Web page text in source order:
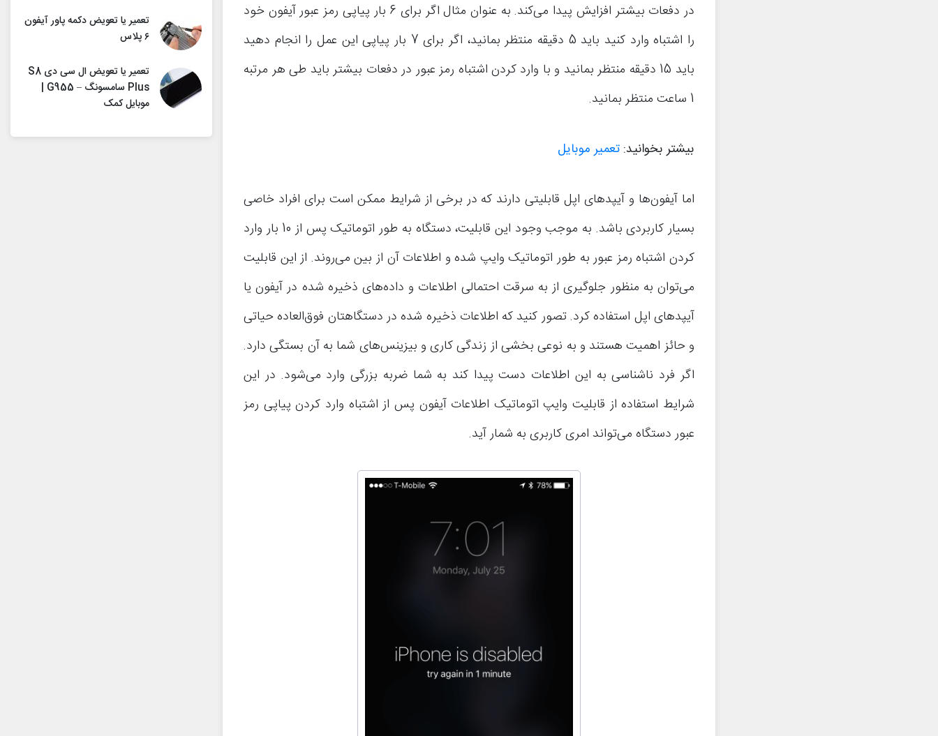
در دفعات بیشتر افزایش پیدا می‌کند. به عنوان مثال اگر برای 6 بار پیاپی رمز عبور آیفون خود
را اشتباه وارد کنید باید 5 دقیقه منتظر بمانید، اگر برای 7 بار پیاپی این عمل را انجام دهید
باید 15 دقیقه منتظر بمانید و با وارد کردن اشتباه رمز عبور در دفعات بیشتر باید طی هر مرتبه
1 ساعت منتظر بمانید.
بیشتر بخوانید:تعمیر موبایل
اما آیفون‌ها و آیپدهای اپل قابلیتی دارند که در برخی از شرایط ممکن است برای افراد خاصی
بسیار کاربردی باشد. به موجب وجود این قابلیت، دستگاه به طور اتوماتیک پس از 10 بار وارد
کردن اشتباه رمز عبور به طور اتوماتیک وایپ شده و اطلاعات آن از بین می‌روند. از این قابلیت
می‌توان به منظور جلوگیری از به سرقت احتمالی اطلاعات و داده‌های ذخیره شده در آیفون یا
آیپدهای اپل استفاده کرد. تصور کنید که اطلاعات ذخیره شده در دستگاهتان فوق‌العاده حیاتی
و حائز اهمیت هستند و به نوعی بخشی از زندگی کاری و بیزینس‌های شما به آن بستگی دارد.
اگر فرد ناشناسی به این اطلاعات دست پیدا کند به شما ضربه بزرگی وارد می‌شود. در این
شرایط استفاده از قابلیت وایپ اتوماتیک اطلاعات آیفون پس از اشتباه وارد کردن پیاپی رمز
عبور دستگاه می‌تواند امری کاربری به شمار آید.
تعمیر یا تعویض دکمه پاور آیفون
۶ پلاس
تعمیر یا تعویض ال سی دی S8
Plus سامسونگ – G955 |
موبایل کمک